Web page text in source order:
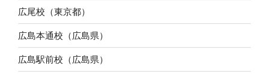
広尾校（東京都）
広島本通校（広島県）
広島駅前校（広島県）